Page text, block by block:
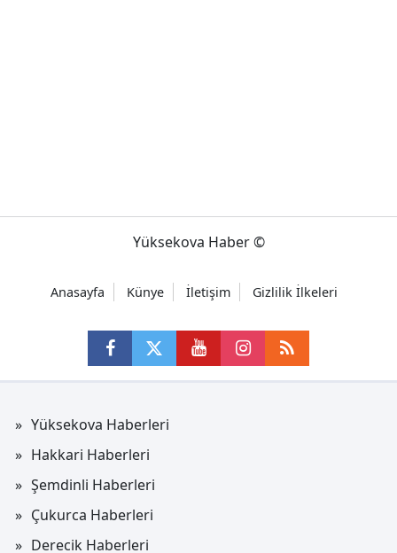
Yüksekova Haber ©
Anasayfa Künye İletişim Gizlilik İlkeleri
Yüksekova Haberleri
Hakkari Haberleri
Şemdinli Haberleri
Çukurca Haberleri
Derecik Haberleri